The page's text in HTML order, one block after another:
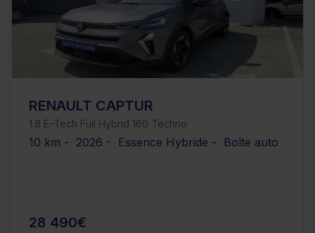
RENAULT CAPTUR
1.8 E-Tech Full Hybrid 160 Techno
10 km - 2026 - Essence Hybride - Boîte auto
28 490€